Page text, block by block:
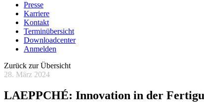
Presse
Karriere
Kontakt
Terminübersicht
Downloadcenter
Anmelden
Zurück zur Übersicht
28. März 2024
LAEPPCHÉ: Innovation in der